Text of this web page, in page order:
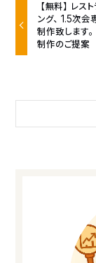
【無料】レス
ング、1.5次会
制作致します
制作のご提案